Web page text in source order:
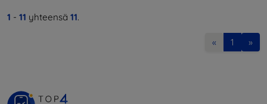
1 - 11 yhteensä 11.
« 1 »